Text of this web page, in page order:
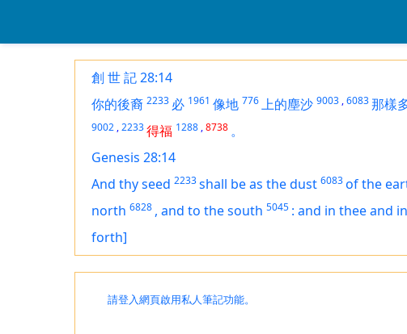
創 世 記 28:14
你的後裔 2233 必 1961 像地 776上的塵沙 9003 ,6083那樣
9002 ,2233得福 1288 ,8738 。
Genesis 28:14
And thy seed 2233shall be as the dust 6083of the
north 6828 , and to the south 5045 : and in thee and
forth]
請登入網頁啟用私人筆記功能。